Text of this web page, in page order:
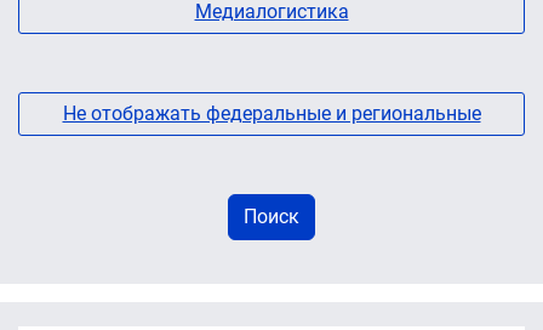
Медиалогистика
Не отображать федеральные и региональные